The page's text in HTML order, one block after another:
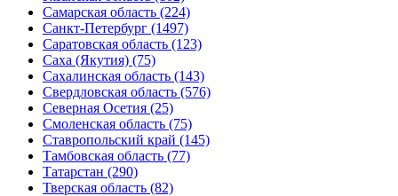
Самарская область (224)
Санкт-Петербург (1497)
Саратовская область (123)
Саха (Якутия) (75)
Сахалинская область (143)
Свердловская область (576)
Северная Осетия (25)
Смоленская область (75)
Ставропольский край (145)
Тамбовская область (77)
Татарстан (290)
Тверская область (82)